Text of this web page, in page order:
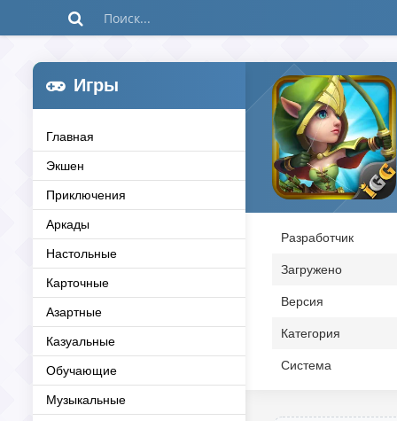
Игры
Главная
Экшен
Приключения
Аркады
Настольные
Карточные
Азартные
Казуальные
Обучающие
Музыкальные
Разработчик
Загружено
Версия
Категория
Система